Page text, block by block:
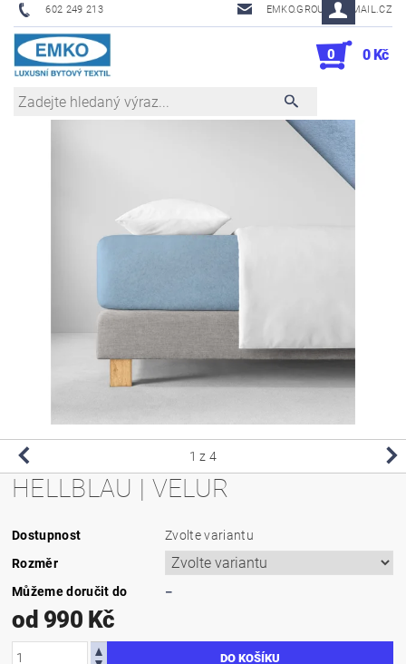
602 249 213 EMKO.GROUSL@EMAIL.CZ
0 0 Kč
1 z 4
HELLBLAU | VELUR
Dostupnost
Zvolte variantu
Rozměr
Můžeme doručit do
–
od 990 Kč